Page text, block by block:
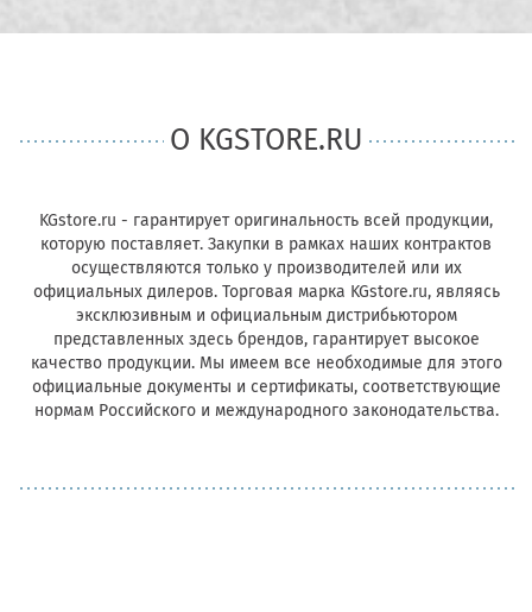
О KGSTORE.RU
KGstore.ru - гарантирует оригинальность всей продукции,
которую поставляет. Закупки в рамках наших контрактов
осуществляются только у производителей или их
официальных дилеров. Торговая марка KGstore.ru, являясь
эксклюзивным и официальным дистрибьютором
представленных здесь брендов, гарантирует высокое
качество продукции. Мы имеем все необходимые для этого
официальные документы и сертификаты, соответствующие
нормам Российского и международного законодательства.